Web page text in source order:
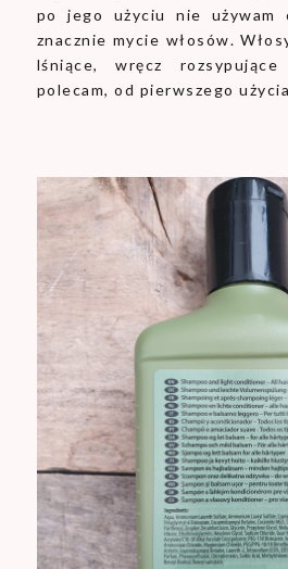
po jego użyciu nie używam
znacznie mycie włosów.
lśniące, wręcz
polecam, od pierwszego